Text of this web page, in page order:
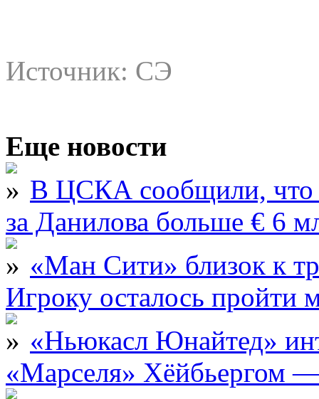
Источник: СЭ
Еще новости
В ЦСКА сообщили, что
за Данилова больше € 6
«Ман Сити» близок к
Игроку осталось
«Ньюкасл Юнайтед»
«Марселя» Хёйбьергом